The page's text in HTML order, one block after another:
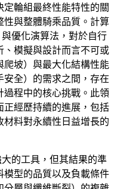
輪組最終性能特性的關
與整體騎乘品質。計算
優化演算法，對於自行
模擬與設計而言不可或
坡）與最大化結構性能
安全）的需求之間，存在
程中的核心挑戰。此領
經歷持續的進展，包括
料對永續性日益增長的
的工具，但其結果的準
型的品質以及負載條件